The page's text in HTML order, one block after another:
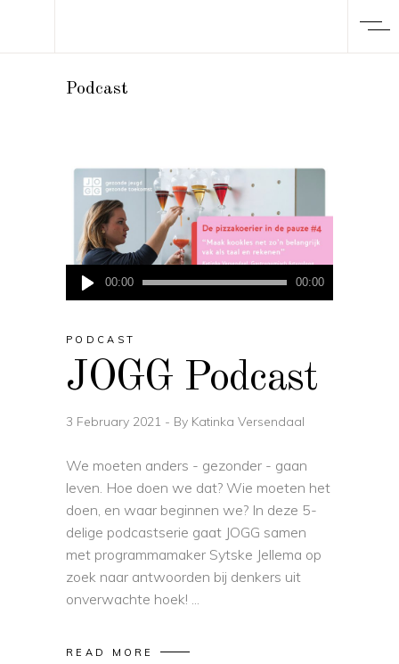
Podcast
Audio
Player
00:00 00:00
PODCAST
JOGG Podcast
3 February 2021 By Katinka Versendaal
We moeten anders - gezonder - gaan
leven. Hoe doen we dat? Wie moeten het
doen, en waar beginnen we? In deze 5-
delige podcastserie gaat JOGG samen
met programmamaker Sytske Jellema op
zoek naar antwoorden bij denkers uit
onverwachte hoek!
READ MORE